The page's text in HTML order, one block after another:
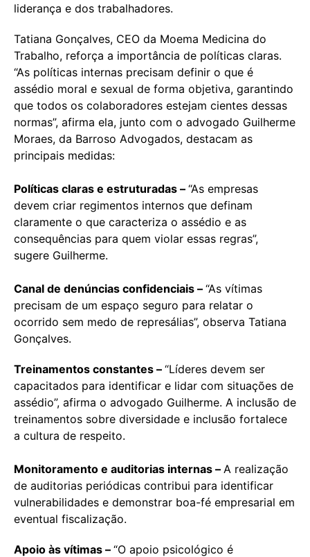
liderança e dos trabalhadores.
Tatiana Gonçalves, CEO da Moema Medicina do
Trabalho, reforça a importância de políticas claras.
“As políticas internas precisam definir o que é
assédio moral e sexual de forma objetiva, garantindo
que todos os colaboradores estejam cientes dessas
normas”, afirma ela, junto com o advogado Guilherme
Moraes, da Barroso Advogados, destacam as
principais medidas:
Políticas claras e estruturadas – “As empresas
devem criar regimentos internos que definam
claramente o que caracteriza o assédio e as
consequências para quem violar essas regras”,
sugere Guilherme.
Canal de denúncias confidenciais – “As vítimas
precisam de um espaço seguro para relatar o
ocorrido sem medo de represálias”, observa Tatiana
Gonçalves.
Treinamentos constantes – “Líderes devem ser
capacitados para identificar e lidar com situações de
assédio”, afirma o advogado Guilherme. A inclusão de
treinamentos sobre diversidade e inclusão fortalece
a cultura de respeito.
Monitoramento e auditorias internas – A realização
de auditorias periódicas contribui para identificar
vulnerabilidades e demonstrar boa-fé empresarial em
eventual fiscalização.
Apoio às vítimas – “O apoio psicológico é